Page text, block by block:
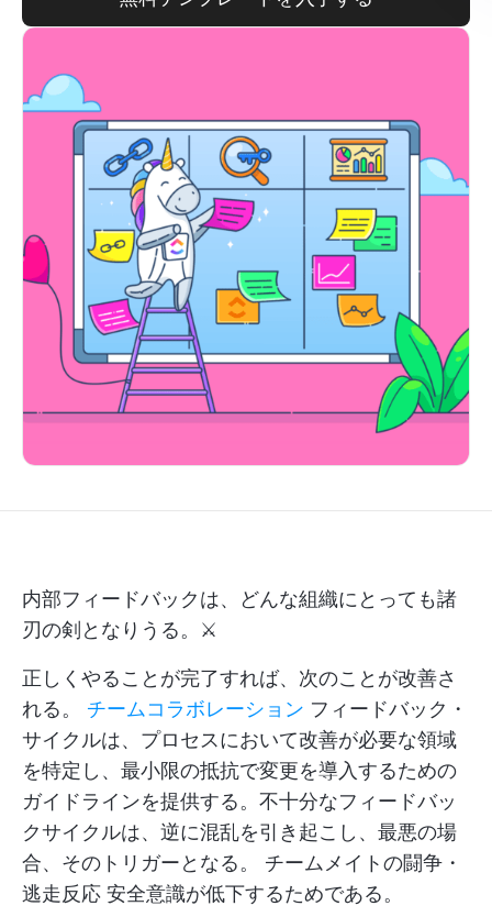
内部フィードバックは、どんな組織にとっても諸
刃の剣となりうる。⚔️
正しくやることが完了すれば、次のことが改善さ
れる。 チームコラボレーション フィードバック・
サイクルは、プロセスにおいて改善が必要な領域
を特定し、最小限の抵抗で変更を導入するための
ガイドラインを提供する。不十分なフィードバッ
クサイクルは、逆に混乱を引き起こし、最悪の場
合、そのトリガーとなる。 チームメイトの闘争・
逃走反応 安全意識が低下するためである。